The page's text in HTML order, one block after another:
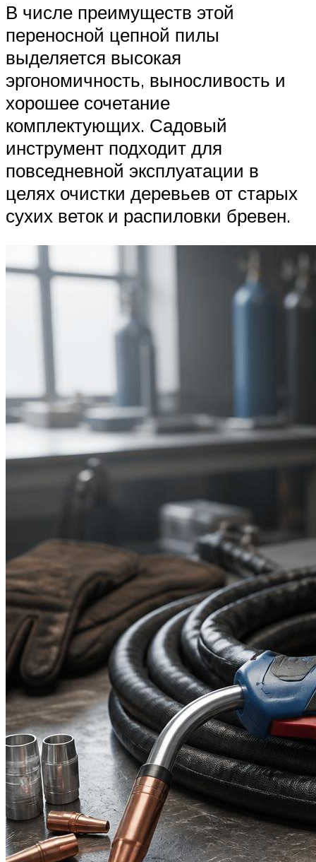
В числе преимуществ этой
переносной цепной пилы
выделяется высокая
эргономичность, выносливость и
хорошее сочетание
комплектующих. Садовый
инструмент подходит для
повседневной эксплуатации в
целях очистки деревьев от старых
сухих веток и распиловки бревен.